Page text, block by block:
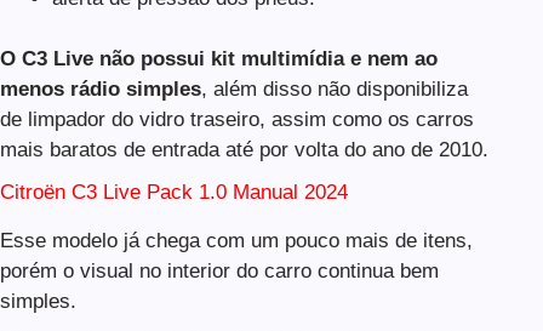
O C3 Live não possui kit multimídia e nem ao
menos rádio simples, além disso não disponibiliza
de limpador do vidro traseiro, assim como os carros
mais baratos de entrada até por volta do ano de 2010.
Citroën C3 Live Pack 1.0 Manual 2024
Esse modelo já chega com um pouco mais de itens,
porém o visual no interior do carro continua bem
simples.